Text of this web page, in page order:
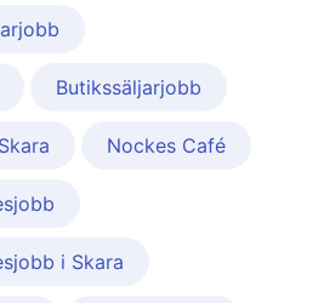
Butikssäljarjobb
Nockes Café
i Skara